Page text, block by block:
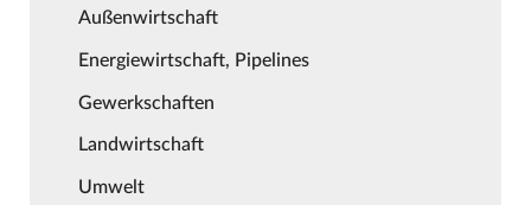
Außenwirtschaft
Energiewirtschaft, Pipelines
Gewerkschaften
Landwirtschaft
Umwelt